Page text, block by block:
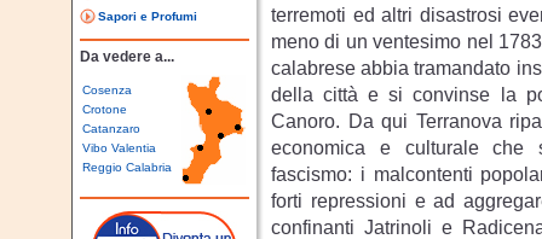
Sapori e Profumi
Da vedere a...
Cosenza
Crotone
Catanzaro
Vibo Valentia
Reggio Calabria
terremoti ed altri disastrosi
meno di un ventesimo nel
calabrese abbia tramandato
della città e si convinse la
Canoro. Da qui Terranova
economica e culturale che
fascismo: i malcontenti
forti repressioni e ad
confinanti Jatrinoli e